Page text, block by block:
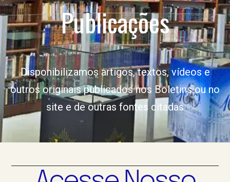
Publicações
Disponibilizamos artigos, textos, vídeos e
outros originais publicados nos Boletins ou no
site e de outras fontes citadas